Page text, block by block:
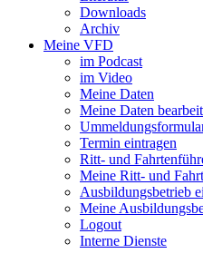
Downloads
Archiv
Meine VFD
im Podcast
im Video
Meine Daten
Meine Daten
Termin eintragen
Ritt- und
Meine Ritt- und
Ausbildungsbetrieb
Meine
Logout
Interne Dienste